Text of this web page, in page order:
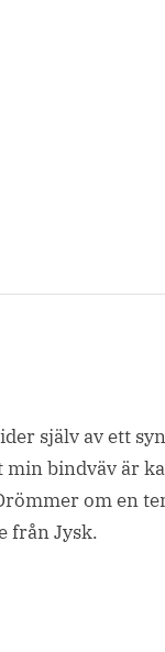
själv av ett
bindväv är
om en
från Jysk.